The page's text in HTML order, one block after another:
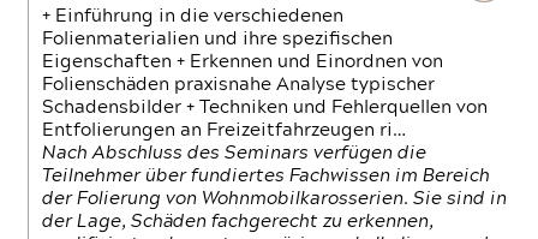
+ Einführung in die verschiedenen
Folienmaterialien und ihre spezifischen
Eigenschaften + Erkennen und Einordnen von
Folienschäden praxisnahe Analyse typischer
Schadensbilder + Techniken und Fehlerquellen von
Entfolierungen an Freizeitfahrzeugen ri…
Nach Abschluss des Seminars verfügen die
Teilnehmer über fundiertes Fachwissen im Bereich
der Folierung von Wohnmobilkarosserien. Sie sind in
der Lage, Schäden fachgerecht zu erkennen,